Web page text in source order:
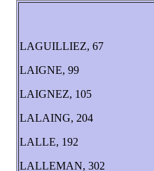
LAGUILLIEZ, 67
LAIGNE, 99
LAIGNEZ, 105
LALAING, 204
LALLE, 192
LALLEMAN, 302